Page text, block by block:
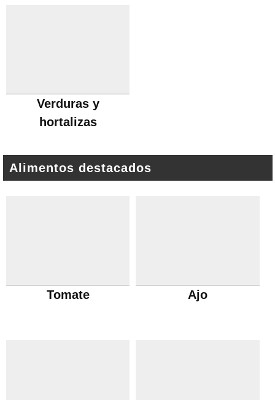
Verduras y
hortalizas
Alimentos destacados
Tomate Ajo